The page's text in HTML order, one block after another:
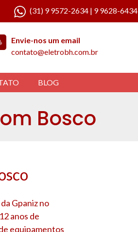
(31) 9 9572-2634 | 9 9628-6434
Envie-nos um email
contato@eletrobh.com.br
BLOG
Bosco
Gpaniz no
anos de
equipamentos